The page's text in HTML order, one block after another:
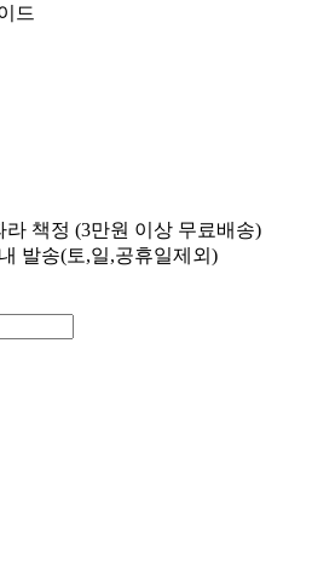
드
라 책정 (3만원 이상 무료배송)
발송(토,일,공휴일제외)